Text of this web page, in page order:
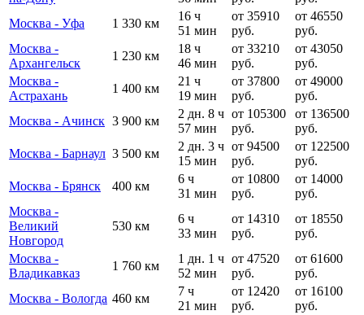
Москва - Уфа
1 330 км
16 ч
51 мин
от 35910
руб.
от 46550
руб.
Москва -
Архангельск
1 230 км
18 ч
46 мин
от 33210
руб.
от 43050
руб.
Москва -
Астрахань
1 400 км
21 ч
19 мин
от 37800
руб.
от 49000
руб.
Москва - Ачинск 3 900 км
2 дн. 8 ч
57 мин
от 105300
руб.
от 136500
руб.
Москва - Барнаул 3 500 км
2 дн. 3 ч
15 мин
от 94500
руб.
от 122500
руб.
Москва - Брянск
400 км
6 ч
31 мин
от 10800
руб.
от 14000
руб.
Москва -
Великий
Новгород
530 км
6 ч
33 мин
от 14310
руб.
от 18550
руб.
Москва -
Владикавказ
1 760 км
1 дн. 1 ч
52 мин
от 47520
руб.
от 61600
руб.
Москва - Вологда 460 км
7 ч
21 мин
от 12420
руб.
от 16100
руб.